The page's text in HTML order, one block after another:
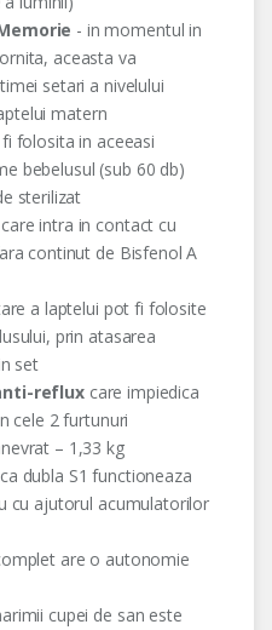
- in momentul in
aceasta va
setari a nivelului
matern
folosita in aceeasi
bebelusul (sub 60 db)
sterilizat
intra in contact cu
continut de Bisfenol A
a laptelui pot fi folosite
prin atasarea
set
refluxcare impiedica
cele 2 furtunuri
– 1,33 kg
dubla S1 functioneaza
cu ajutorul acumulatorilor
are o autonomie
cupei de san este